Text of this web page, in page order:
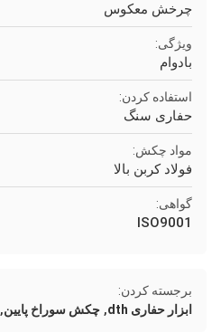
چرخش معکوس
ویژگی:
بادوام
استفاده كردن:
حفاری سنگ
مواد چکش:
فولاد کربن بالا
گواهی:
ISO9001
برجسته کردن:
ابزار حفاری dth
, چکش سوراخ پایین,